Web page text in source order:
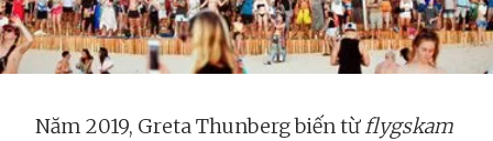
Năm 2019, Greta Thunberg biến từflygskam